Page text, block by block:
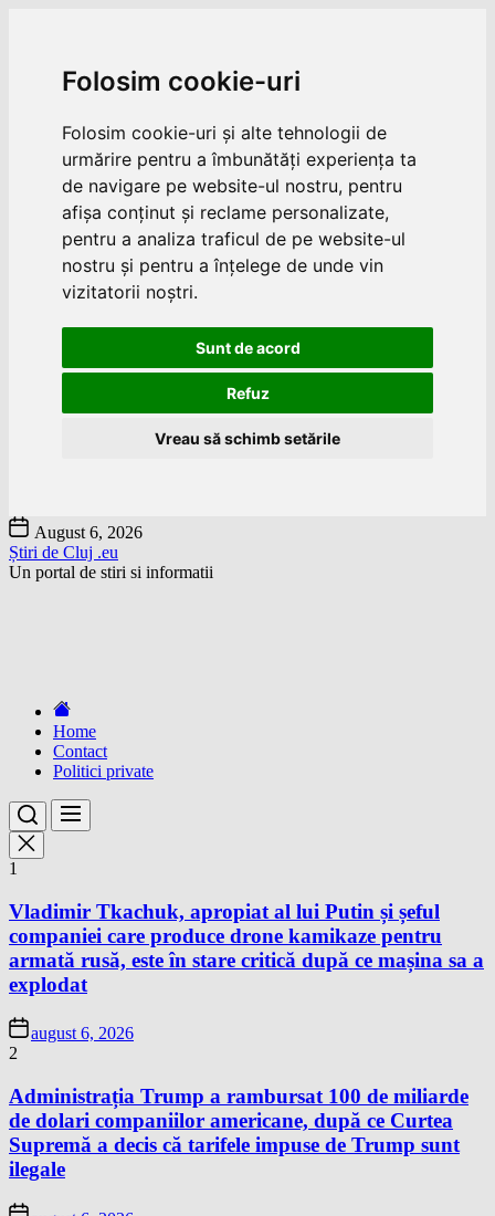
Folosim cookie-uri
Folosim cookie-uri și alte tehnologii de
urmărire pentru a îmbunătăți experiența ta
de navigare pe website-ul nostru, pentru
afișa conținut și reclame personalizate,
pentru a analiza traficul de pe website-ul
nostru și pentru a înțelege de unde vin
vizitatorii noștri.
Sunt de acord
Refuz
Vreau să schimb setările
Skip
to
the
content
August 6, 2026
Știri de Cluj .eu
Un portal de stiri si informatii
Home
Contact
Politici private
1
Vladimir Tkachuk, apropiat al lui Putin și șeful
companiei care produce drone kamikaze pentru
armată rusă, este în stare critică după ce mașina sa a
explodat
august 6, 2026
2
Administrația Trump a rambursat 100 de miliarde
de dolari companiilor americane, după ce Curtea
Supremă a decis că tarifele impuse de Trump sunt
ilegale